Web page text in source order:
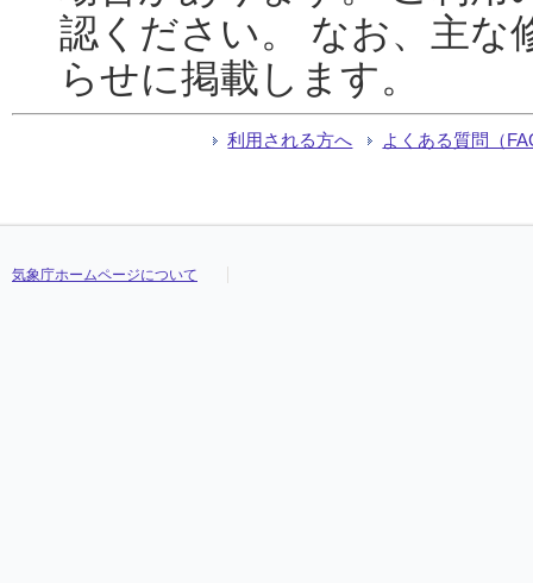
認ください。 なお、主な
らせに掲載します。
利用される方へ よくある質問（
気象庁ホームページについて